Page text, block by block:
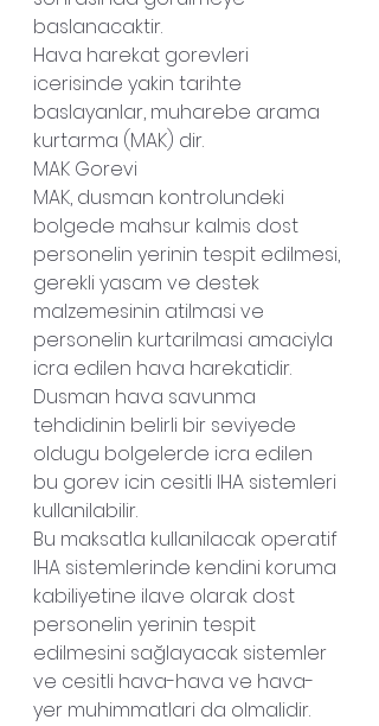
baslanacaktir.
Hava harekat gorevleri
icerisinde yakin tarihte
baslayanlar, muharebe arama
kurtarma (MAK) dir.
MAK Gorevi
MAK, dusman kontrolundeki
bolgede mahsur kalmis dost
personelin yerinin tespit edilmesi,
gerekli yasam ve destek
malzemesinin atilmasi ve
personelin kurtarilmasi amaciyla
icra edilen hava harekatidir.
Dusman hava savunma
tehdidinin belirli bir seviyede
oldugu bolgelerde icra edilen
bu gorev icin cesitli IHA sistemleri
kullanilabilir.
Bu maksatla kullanilacak operatif
IHA sistemlerinde kendini koruma
kabiliyetine ilave olarak dost
personelin yerinin tespit
edilmesini sağlayacak sistemler
ve cesitli hava-hava ve hava-
yer muhimmatlari da olmalidir.